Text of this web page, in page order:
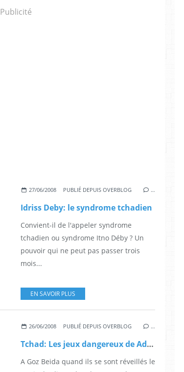
Publicité
27/06/2008 PUBLIÉ DEPUIS OVERBLOG …
Idriss Deby: le syndrome tchadien
Convient-il de l'appeler syndrome
tchadien ou syndrome Itno Déby ? Un
pouvoir qui ne peut pas passer trois
mois...
EN SAVOIR PLUS
26/06/2008 PUBLIÉ DEPUIS OVERBLOG …
Tchad: Les jeux dangereux de Adouma, About et consorts…
A Goz Beida quand ils se sont réveillés le